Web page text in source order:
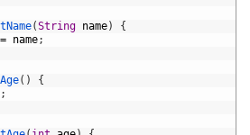
(String name)
{
= name;
( )
{
;